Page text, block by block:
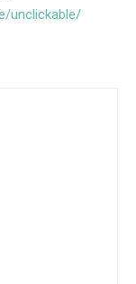
unclickable/